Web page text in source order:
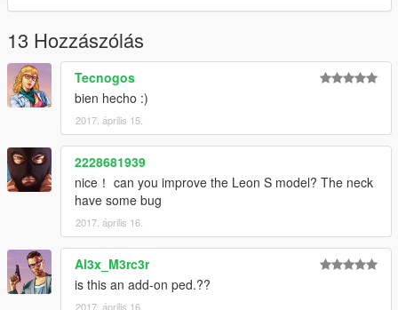
C: \ Program Files (x86) \ Grand Theft Auto V \ mods \ update \
x64 \ dlcpacks \ mppatchesng \ dlc.rpf \ x64 \ models \
cdimages \ mppatches.rpf \ player_one \
Proximo Mod: Ezio Auditore Young... ACII
13 Hozzászólás
Tecnogos
bien hecho :)
2017. április 15.
2228681939
nice！ can you improve the Leon S model? The neck
have some bug
2017. április 16.
Al3x_M3rc3r
is this an add-on ped.??
2017. április 16.